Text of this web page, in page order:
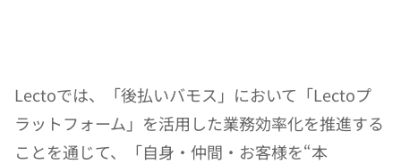
Lectoでは、「後払いバモス」において「Lectoプ
ラットフォーム」を活用した業務効率化を推進する
ことを通じて、「⾃⾝・仲間・お客様を“本